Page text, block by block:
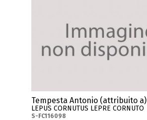
Tempesta Antonio (attribuito a)
LEPUS CORNUTUS LEPRE CORNUTO
S-FC116098